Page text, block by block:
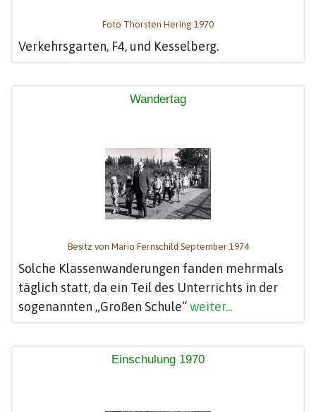
Foto Thorsten Hering 1970
Verkehrsgarten, F4, und Kesselberg.
Wandertag
Besitz von Mario Fernschild September 1974
Solche Klassenwanderungen fanden mehrmals
täglich statt, da ein Teil des Unterrichts in der
sogenannten „Großen Schule“weiter...
Einschulung 1970